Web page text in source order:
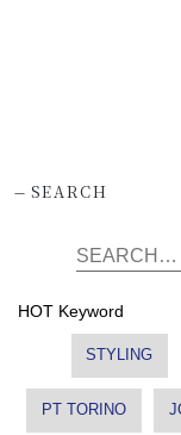
-SEARCH
HOT Keyword
STYLING
PT TORINO